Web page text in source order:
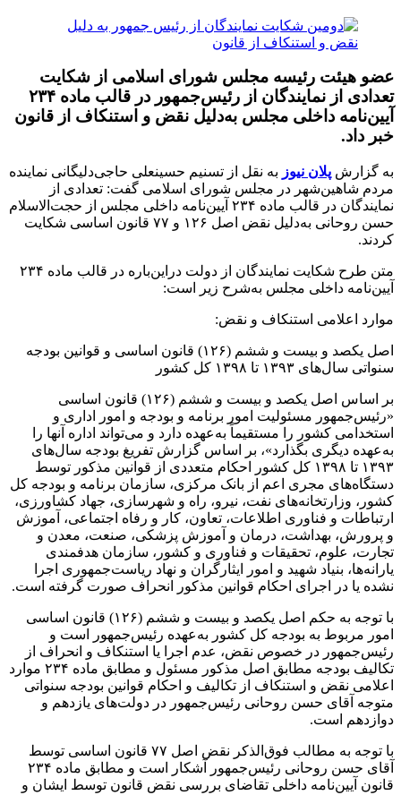
عضو هیئت رئیسه مجلس شورای اسلامی از شکایت
تعدادی از نمایندگان از رئیس‌جمهور در قالب ماده ۲۳۴
آیین‌نامه داخلی مجلس به‌دلیل نقض و استنکاف از قانون
خبر داد.
به گزارش پلان نیوز به نقل از تسنیم حسینعلی حاجی‌دلیگانی نماینده
مردم شاهین‌شهر در مجلس شورای اسلامی گفت: تعدادی از
نمایندگان در قالب ماده ۲۳۴ آیین‌نامه داخلی مجلس از حجت‌الاسلام
حسن روحانی به‌دلیل نقض اصل ۱۲۶ و ۷۷ قانون اساسی شکایت
کردند.
متن طرح شکایت نمایندگان از دولت دراین‌باره در قالب ماده ۲۳۴
آیین‌نامه داخلی مجلس به‌شرح زیر است:
موارد اعلامی استنکاف و نقض:
اصل یکصد و بیست و ششم (۱۲۶) قانون اساسی و قوانین بودجه
سنواتی سال‌های ۱۳۹۳ تا ۱۳۹۸ کل کشور
بر اساس اصل یکصد و بیست و ششم (۱۲۶) قانون اساسی
«رئیس‌جمهور مسئولیت امور برنامه و بودجه و امور اداری و
استخدامی کشور را مستقیماً به‌عهده دارد و می‌تواند اداره آنها را
به‌عهده دیگری بگذارد»، بر اساس گزارش تفریغ بودجه سال‌های
۱۳۹۳ تا ۱۳۹۸ کل کشور احکام متعددی از قوانین مذکور توسط
دستگاه‌های مجری اعم از بانک مرکزی، سازمان برنامه و بودجه کل
کشور، وزارتخانه‌های نفت، نیرو، راه و شهرسازی، جهاد کشاورزی،
ارتباطات و فناوری اطلاعات، تعاون، کار و رفاه اجتماعی، آموزش
و پرورش، بهداشت، درمان و آموزش پزشکی، صنعت، معدن و
تجارت، علوم، تحقیقات و فناوری و کشور، سازمان هدفمندی
یارانه‌ها، بنیاد شهید و امور ایثارگران و نهاد ریاست‌جمهوری اجرا
نشده یا در اجرای احکام قوانین مذکور انحراف صورت گرفته است.
با توجه به حکم اصل یکصد و بیست و ششم (۱۲۶) قانون اساسی
امور مربوط به بودجه کل کشور به‌عهده رئیس‌جمهور است و
رئیس‌جمهور در خصوص نقض، عدم اجرا یا استنکاف و انحراف از
تکالیف بودجه مطابق اصل مذکور مسئول و مطابق ماده ۲۳۴ موارد
اعلامی نقض و استنکاف از تکالیف و احکام قوانین بودجه سنواتی
متوجه آقای حسن روحانی رئیس‌جمهور در دولت‌های یازدهم و
دوازدهم است.
با توجه به مطالب فوق‌الذکر نقض اصل ۷۷ قانون اساسی توسط
آقای حسن روحانی رئیس‌جمهور آشکار است و مطابق ماده ۲۳۴
قانون آیین‌نامه داخلی تقاضای بررسی نقض قانون توسط ایشان و